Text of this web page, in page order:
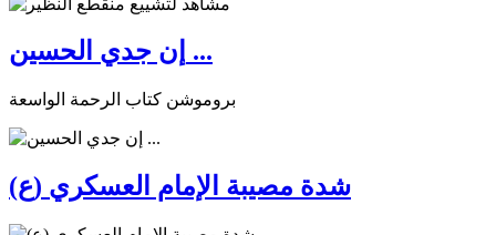
إن جدي الحسين ...
بروموشن كتاب الرحمة الواسعة
شدة مصيبة الإمام العسكري (ع)